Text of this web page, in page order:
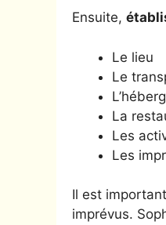
Ensuite,
Le lieu
Le
La
Les
Les
Il est
imprévus.